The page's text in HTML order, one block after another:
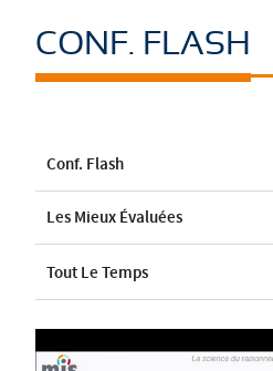
CONF. FLASH
Conf. Flash
Les Mieux Évaluées
Tout Le Temps